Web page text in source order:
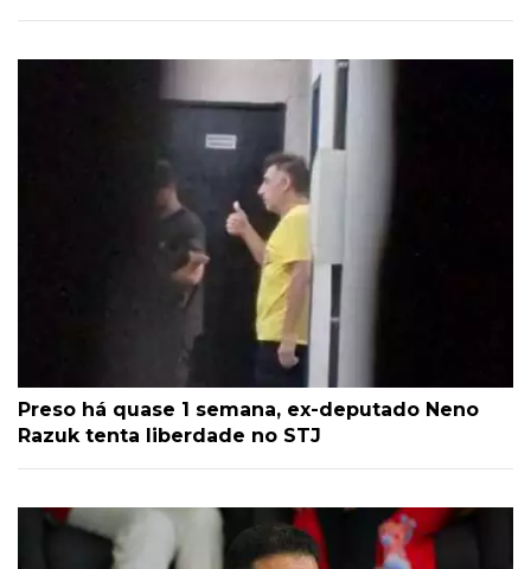
Preso há quase 1 semana, ex-deputado Neno
Razuk tenta liberdade no STJ